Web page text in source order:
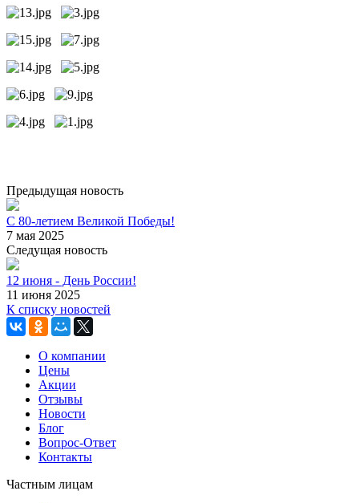
Предыдущая новость
С 80-летием Великой Победы!
7 мая 2025
Следущая новость
12 июня - День России!
11 июня 2025
К списку новостей
О компании
Цены
Акции
Отзывы
Новости
Блог
Вопрос-Ответ
Контакты
Частным лицам